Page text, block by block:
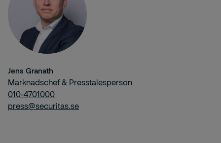
Jens Granath
Marknadschef & Presstalesperson
010-4701000
press@securitas.se